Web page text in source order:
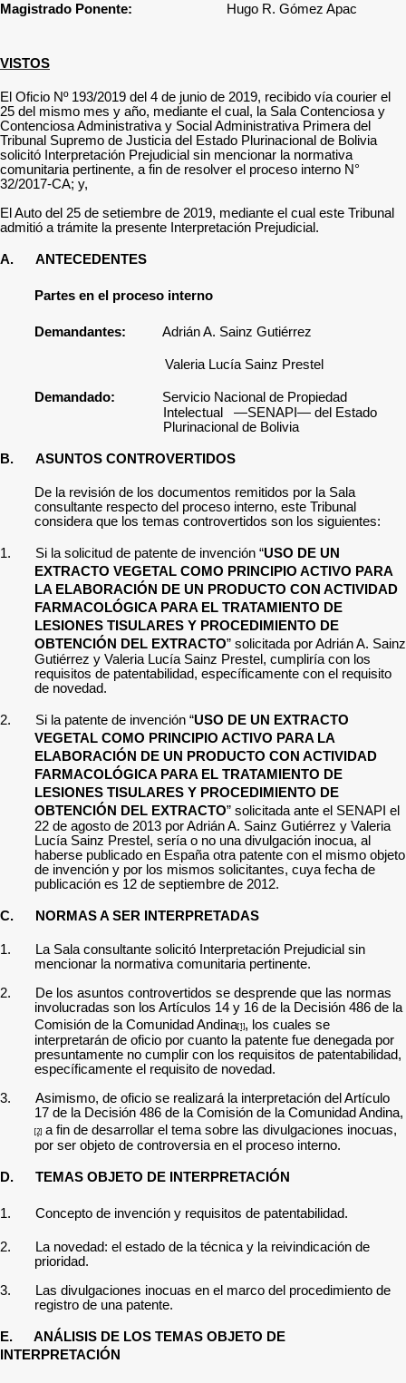
Magistrado Ponente: Hugo R. Gómez Apac
VISTOS
El Oficio Nº 193/2019 del 4 de junio de 2019, recibido vía courier el
25 del mismo mes y año, mediante el cual, la Sala Contenciosa y
Contenciosa Administrativa y Social Administrativa Primera del
Tribunal Supremo de Justicia del Estado Plurinacional de Bolivia
solicitó Interpretación Prejudicial sin mencionar la normativa
comunitaria pertinente, a fin de resolver el proceso interno N°
32/2017-CA; y,
El Auto del 25 de setiembre de 2019, mediante el cual este Tribunal
admitió a trámite la presente Interpretación Prejudicial.
A. ANTECEDENTES
Partes en el proceso interno
Demandantes: Adrián A. Sainz Gutiérrez
Valeria Lucía Sainz Prestel
Demandado: Servicio Nacional de Propiedad
Intelectual —SENAPI— del Estado
Plurinacional de Bolivia
B. ASUNTOS CONTROVERTIDOS
De la revisión de los documentos remitidos por la Sala
consultante respecto del proceso interno, este Tribunal
considera que los temas controvertidos son los siguientes:
1. Si la solicitud de patente de invención “USO DE UN
EXTRACTO VEGETAL COMO PRINCIPIO ACTIVO PARA
LA ELABORACIÓN DE UN PRODUCTO CON ACTIVIDAD
FARMACOLÓGICA PARA EL TRATAMIENTO DE
LESIONES TISULARES Y PROCEDIMIENTO DE
OBTENCIÓN DEL EXTRACTO”solicitada por Adrián A. Sainz
Gutiérrez y Valeria Lucía Sainz Prestel, cumpliría con los
requisitos de patentabilidad, específicamente con el requisito
de novedad.
2. Si la patente de invención “USO DE UN EXTRACTO
VEGETAL COMO PRINCIPIO ACTIVO PARA LA
ELABORACIÓN DE UN PRODUCTO CON ACTIVIDAD
FARMACOLÓGICA PARA EL TRATAMIENTO DE
LESIONES TISULARES Y PROCEDIMIENTO DE
OBTENCIÓN DEL EXTRACTO”solicitada ante el SENAPI el
22 de agosto de 2013 por Adrián A. Sainz Gutiérrez y Valeria
Lucía Sainz Prestel, sería o no una divulgación inocua, al
haberse publicado en España otra patente con el mismo objeto
de invención y por los mismos solicitantes, cuya fecha de
publicación es 12 de septiembre de 2012.
C. NORMAS A SER INTERPRETADAS
1. La Sala consultante solicitó Interpretación Prejudicial sin
mencionar la normativa comunitaria pertinente.
2.
De los asuntos controvertidos se desprende que las normas
involucradas son los Artículos 14 y 16 de la Decisión 486de la
Comisión de la Comunidad Andina[1], los cuales se
interpretarán de oficio por cuanto la patente fue denegada por
presuntamente no cumplir con los requisitos de patentabilidad,
específicamente el requisito de novedad.
3.
Asimismo, de oficio se realizará la interpretación del Artículo
17 de la Decisión 486 de la Comisión de la Comunidad Andina,
[2]a fin de desarrollar el tema sobre las divulgaciones inocuas,
por ser objeto de controversia en el proceso interno.
D. TEMAS OBJETO DE INTERPRETACIÓN
1. Concepto de invención y requisitos de patentabilidad.
2.
La novedad: el estado de la técnica y la reivindicación de
prioridad.
3.
Las divulgaciones inocuas en el marco del procedimiento de
registro de una patente.
E. ANÁLISIS DE LOS TEMAS OBJETO DE
INTERPRETACIÓN